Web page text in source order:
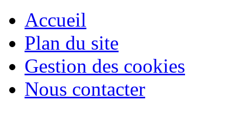
Accueil
Plan du site
Gestion des cookies
Nous contacter